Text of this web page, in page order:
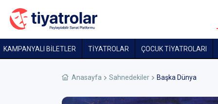
KAMPANYALI BİLETLER TİYATROLAR ÇOCUK TIYATROLARI
Anasayfa Sahnedekiler Başka Dünya